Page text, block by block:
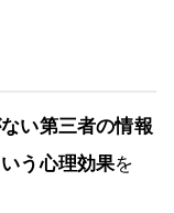
い第三者の情報
う心理効果を